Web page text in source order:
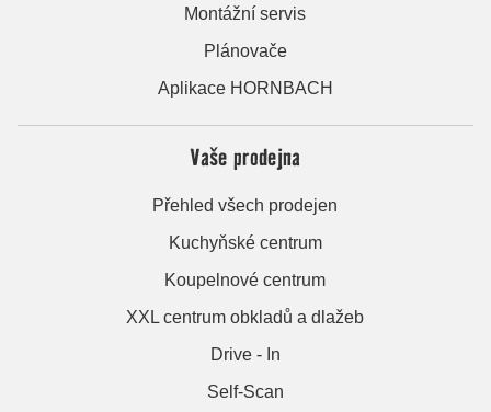
Montážní servis
Plánovače
Aplikace HORNBACH
Vaše prodejna
Přehled všech prodejen
Kuchyňské centrum
Koupelnové centrum
XXL centrum obkladů a dlažeb
Drive - In
Self-Scan